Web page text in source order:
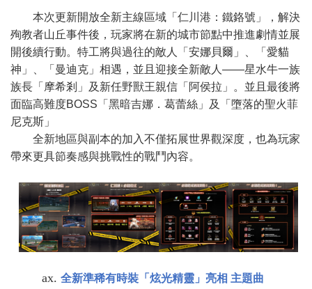
本次更新開放全新主線區域「仁川港：鐵鉻號」，解決
殉教者山丘事件後，玩家將在新的城市節點中推進劇情並展
開後續行動。特工將與過往的敵人「安娜貝爾」、「愛貓
神」、「曼迪克」相遇，並且迎接全新敵人——星水牛一族
族長「摩希剎」及新任野獸王親信「阿侯拉」。並且最後將
面臨高難度BOSS「黑暗吉娜．葛蕾絲」及「墮落的聖火菲
尼克斯」
全新地區與副本的加入不僅拓展世界觀深度，也為玩家
帶來更具節奏感與挑戰性的戰鬥內容。
全新準稀有時裝「炫光精靈」亮相 主題曲